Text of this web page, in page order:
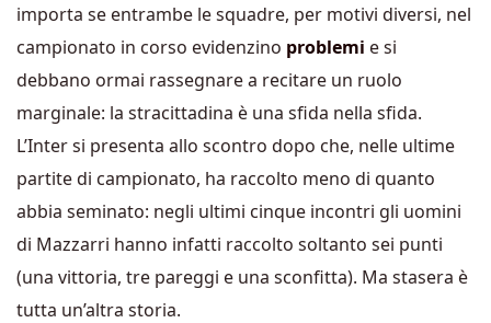
importa se entrambe le squadre, per motivi diversi, nel
campionato in corso evidenzino problemi e si
debbano ormai rassegnare a recitare un ruolo
marginale: la stracittadina è una sfida nella sfida.
L’Inter si presenta allo scontro dopo che, nelle ultime
partite di campionato, ha raccolto meno di quanto
abbia seminato: negli ultimi cinque incontri gli uomini
di Mazzarri hanno infatti raccolto soltanto sei punti
(una vittoria, tre pareggi e una sconfitta). Ma stasera è
tutta un’altra storia.